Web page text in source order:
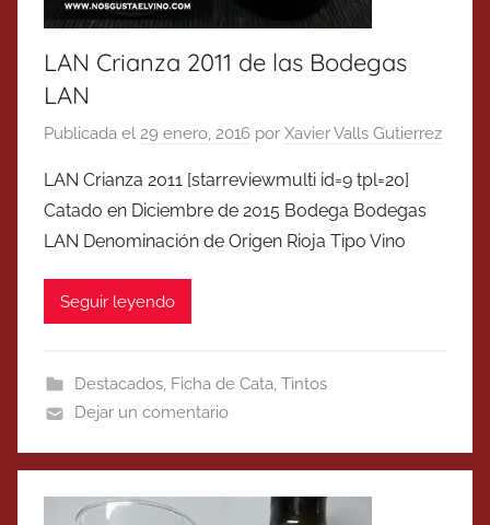
LAN Crianza 2011 de las Bodegas
LAN
Publicada el 29 enero, 2016 por Xavier Valls Gutierrez
LAN Crianza 2011 [starreviewmulti id=9 tpl=20]
Catado en Diciembre de 2015 Bodega Bodegas
LAN Denominación de Origen Rioja Tipo Vino
Seguir leyendo
Destacados, Ficha de Cata, Tintos
Dejar un comentario